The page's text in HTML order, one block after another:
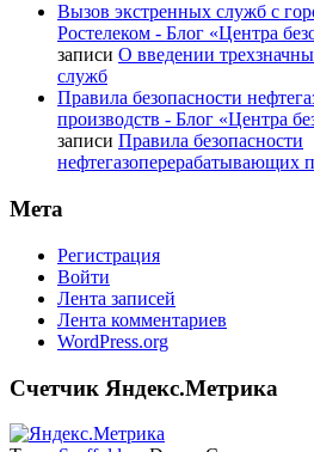
Вызов экстренных служб с
Ростелеком - Блог «Центра
записи О введении
служб
Правила безопасности
производств - Блог «Центра
записи Правила безопасности
нефтегазоперерабатывающих
Мета
Регистрация
Войти
Лента записей
Лента комментариев
WordPress.org
Счетчик Яндекс.Метрика